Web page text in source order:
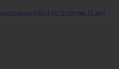
4,80/4,00*8 (втулка 16 мм)